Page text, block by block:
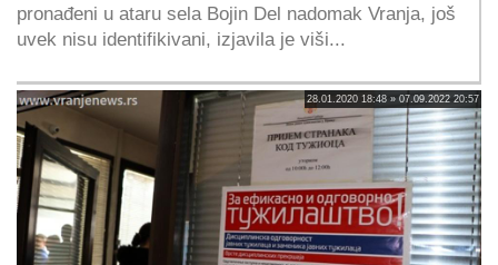
pronađeni u ataru sela Bojin Del nadomak Vranja, još
uvek nisu identifikivani, izjavila je viši...
28.01.2020 18:48 » 07.09.2022 20:57